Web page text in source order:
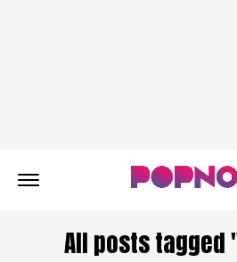
All posts tagged